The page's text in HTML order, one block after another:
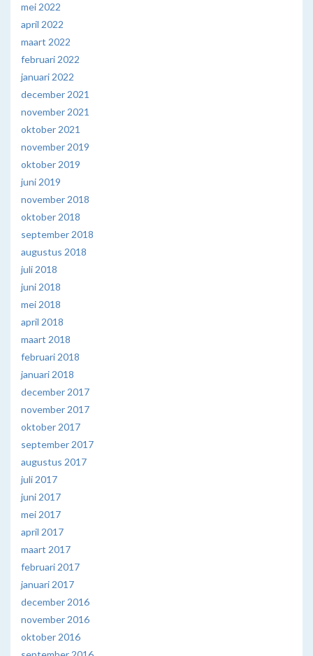
mei 2022
april 2022
maart 2022
februari 2022
januari 2022
december 2021
november 2021
oktober 2021
november 2019
oktober 2019
juni 2019
november 2018
oktober 2018
september 2018
augustus 2018
juli 2018
juni 2018
mei 2018
april 2018
maart 2018
februari 2018
januari 2018
december 2017
november 2017
oktober 2017
september 2017
augustus 2017
juli 2017
juni 2017
mei 2017
april 2017
maart 2017
februari 2017
januari 2017
december 2016
november 2016
oktober 2016